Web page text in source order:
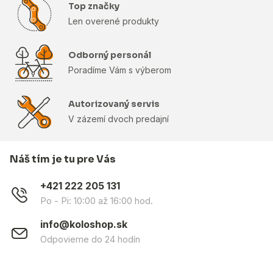
Top značky
Len overené produkty
Odborný personál
Poradíme Vám s výberom
Autorizovaný servis
V zázemí dvoch predajní
Náš tím je tu pre Vás
+421 222 205 131
Po - Pi: 10:00 až 16:00 hod.
info@koloshop.sk
Odpovieme do 24 hodín